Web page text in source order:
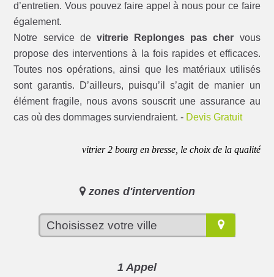
d’entretien. Vous pouvez faire appel à nous pour ce faire
également.
Notre service de vitrerie Replonges pas cher vous
propose des interventions à la fois rapides et efficaces.
Toutes nos opérations, ainsi que les matériaux utilisés
sont garantis. D’ailleurs, puisqu’il s’agit de manier un
élément fragile, nous avons souscrit une assurance au
cas où des dommages surviendraient. - Devis Gratuit
vitrier 2 bourg en bresse, le choix de la qualité
zones d'intervention
1 Appel